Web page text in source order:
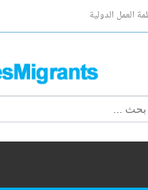
العمل الدولية